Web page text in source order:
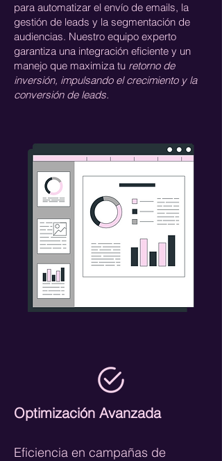
para automatizar el envío de emails, la
gestión de leads y la segmentación de
audiencias. Nuestro equipo experto
garantiza una integración eficiente y un
manejo que maximiza tu retorno de
inversión, impulsando el crecimiento y la
conversión de leads.
Optimización Avanzada
Eficiencia en campañas de